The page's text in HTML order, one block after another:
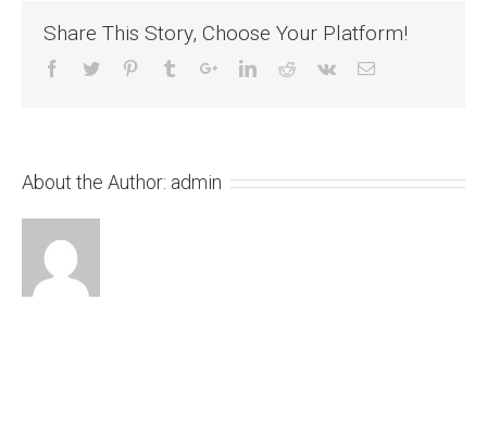
Share This Story, Choose Your Platform!
About the Author: admin